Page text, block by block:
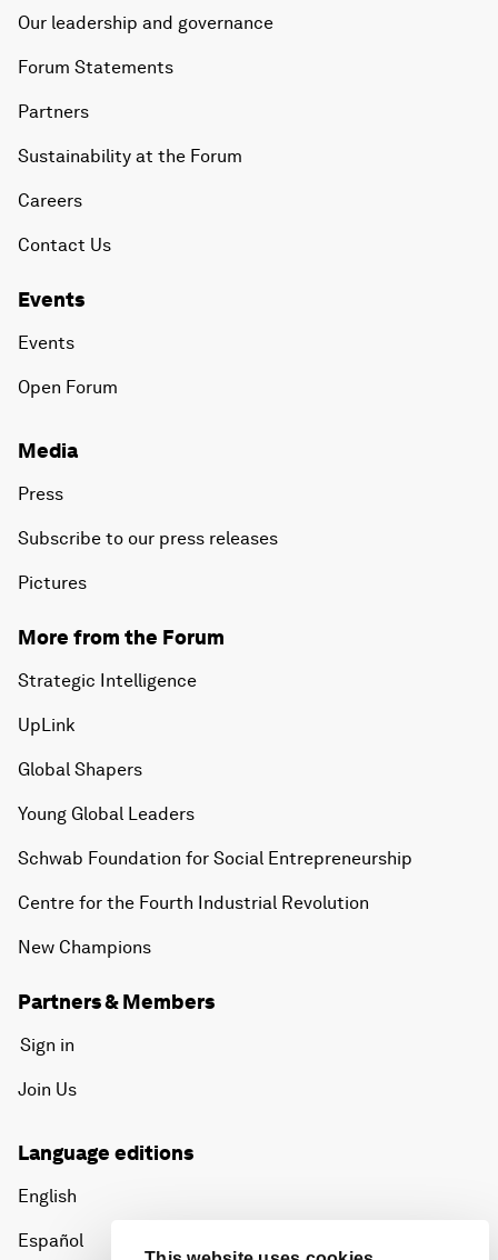
Our leadership and governance
Forum Statements
Partners
Sustainability at the Forum
Careers
Contact Us
Events
Events
Open Forum
Media
Press
Subscribe to our press releases
Pictures
More from the Forum
Strategic Intelligence
UpLink
Global Shapers
Young Global Leaders
Schwab Foundation for Social Entrepreneurship
Centre for the Fourth Industrial Revolution
New Champions
Partners & Members
Sign in
Join Us
Language editions
English
Español